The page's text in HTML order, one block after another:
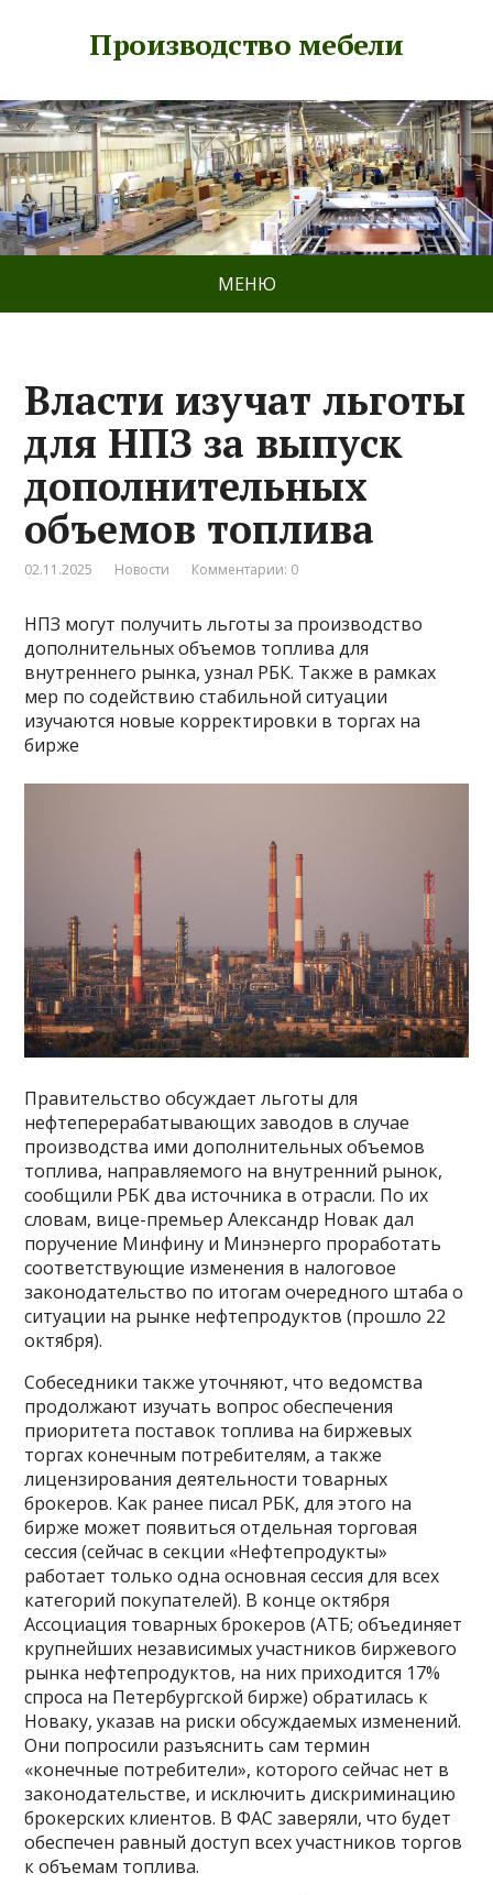
Производство мебели
МЕНЮ
Власти изучат льготы
для НПЗ за выпуск
дополнительных
объемов топлива
02.11.2025 Новости Комментарии: 0
НПЗ могут получить льготы за производство
дополнительных объемов топлива для
внутреннего рынка, узнал РБК. Также в рамках
мер по содействию стабильной ситуации
изучаются новые корректировки в торгах на
бирже
Правительство обсуждает льготы для
нефтеперерабатывающих заводов в случае
производства ими дополнительных объемов
топлива, направляемого на внутренний рынок,
сообщили РБК два источника в отрасли. По их
словам, вице-премьер Александр Новак дал
поручение Минфину и Минэнерго проработать
соответствующие изменения в налоговое
законодательство по итогам очередного штаба о
ситуации на рынке нефтепродуктов (прошло 22
октября).
Собеседники также уточняют, что ведомства
продолжают изучать вопрос обеспечения
приоритета поставок топлива на биржевых
торгах конечным потребителям, а также
лицензирования деятельности товарных
брокеров. Как ранее писал РБК, для этого на
бирже может появиться отдельная торговая
сессия (сейчас в секции «Нефтепродукты»
работает только одна основная сессия для всех
категорий покупателей). В конце октября
Ассоциация товарных брокеров (АТБ; объединяет
крупнейших независимых участников биржевого
рынка нефтепродуктов, на них приходится 17%
спроса на Петербургской бирже) обратилась к
Новаку, указав на риски обсуждаемых изменений.
Они попросили разъяснить сам термин
«конечные потребители», которого сейчас нет в
законодательстве, и исключить дискриминацию
брокерских клиентов. В ФАС заверяли, что будет
обеспечен равный доступ всех участников торгов
к объемам топлива.